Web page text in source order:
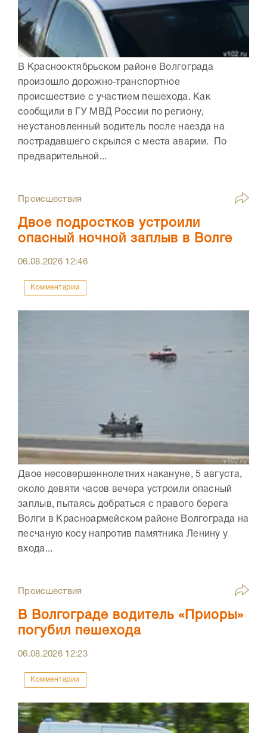
В Краснооктябрьском районе Волгограда
произошло дорожно-транспортное
происшествие с участием пешехода. Как
сообщили в ГУ МВД России по региону,
неустановленный водитель после наезда на
пострадавшего скрылся с места аварии. По
предварительной...
Происшествия
Двое подростков устроили
опасный ночной заплыв в Волге
06.08.2026 12:46
Комментарии
Двое несовершеннолетних накануне, 5 августа,
около девяти часов вечера устроили опасный
заплыв, пытаясь добраться с правого берега
Волги в Красноармейском районе Волгограда на
песчаную косу напротив памятника Ленину у
входа...
Происшествия
В Волгограде водитель «Приоры»
погубил пешехода
06.08.2026 12:23
Комментарии